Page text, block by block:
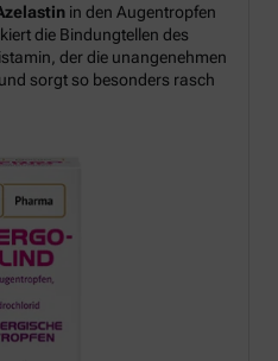
in den Augentropfen
die Bindungtellen des
der die unangenehmen
sorgt so besonders rasch